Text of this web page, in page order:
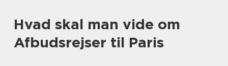
Hvad skal man vide om
Afbudsrejser til Paris